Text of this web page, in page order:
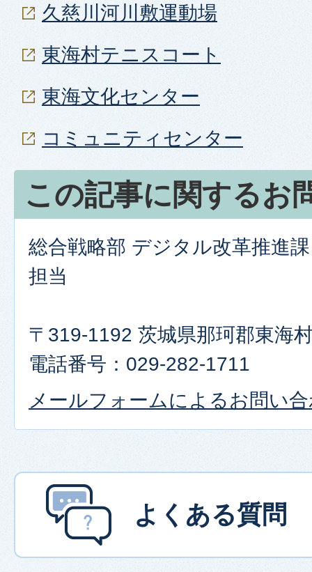
久慈川河川敷運動場
東海村テニスコート
東海文化センター
コミュニティセンター
この記事に関するお
総合戦略部 デジタル改革推進
担当
〒319-1192 茨城県那珂郡東海
電話番号：029-282-1711
メールフォームによるお問い
よくある質問